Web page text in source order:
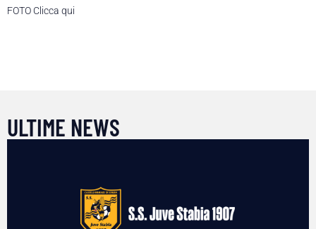
FOTO Clicca qui
ULTIME NEWS